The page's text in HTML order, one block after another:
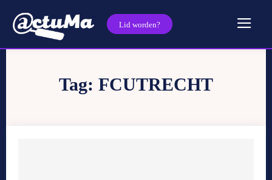
Lid worden?
Tag: FCUTRECHT